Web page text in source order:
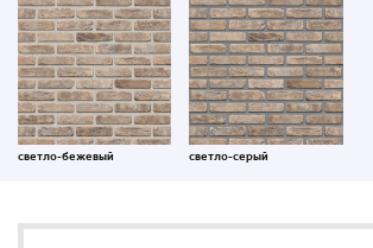
светло-бежевый светло-серый